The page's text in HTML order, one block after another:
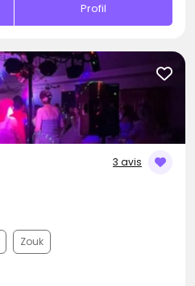
Profil
3 avis
Zouk